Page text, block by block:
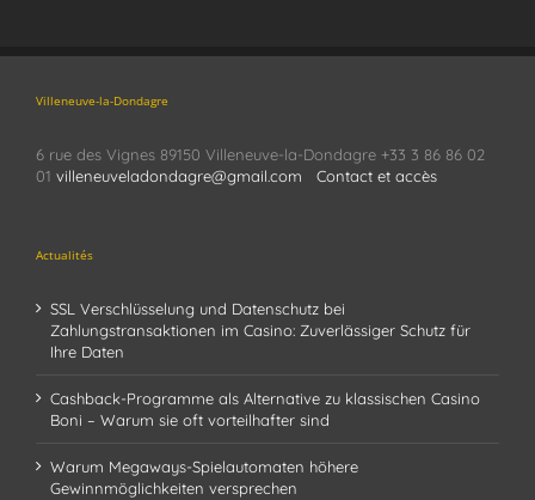
Villeneuve-la-Dondagre
6 rue des Vignes 89150 Villeneuve-la-Dondagre +33 3 86 86 02
01 villeneuveladondagre@gmail.com Contact et accès
Actualités
SSL Verschlüsselung und Datenschutz bei
Zahlungstransaktionen im Casino: Zuverlässiger Schutz für
Ihre Daten
Cashback-Programme als Alternative zu klassischen Casino
Boni – Warum sie oft vorteilhafter sind
Warum Megaways-Spielautomaten höhere
Gewinnmöglichkeiten versprechen